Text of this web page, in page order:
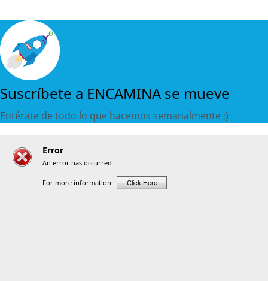
Suscríbete a ENCAMINA se mueve
Entérate de todo lo que hacemos semanalmente ;)